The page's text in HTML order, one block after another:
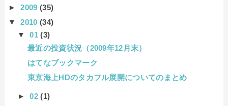
►2009(35)
▼2010(34)
▼01(3)
最近の投資状況（2009年12月末）
はてなブックマーク
東京海上HDのタカフル展開についてのまとめ
►02(1)